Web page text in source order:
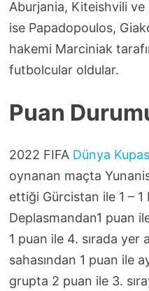
Aburjania, Kiteishvili ve
ise Papadopoulos,
hakemi Marciniak
futbolcular oldular.
Puan
2022 FIFA Dünya
oynanan maçta
ettiği Gürcistan ile 1 – 1
Deplasmandan1 puan
1 puan ile 4. sırada yer
sahasından 1 puan ile
grupta 2 puan ile 3.